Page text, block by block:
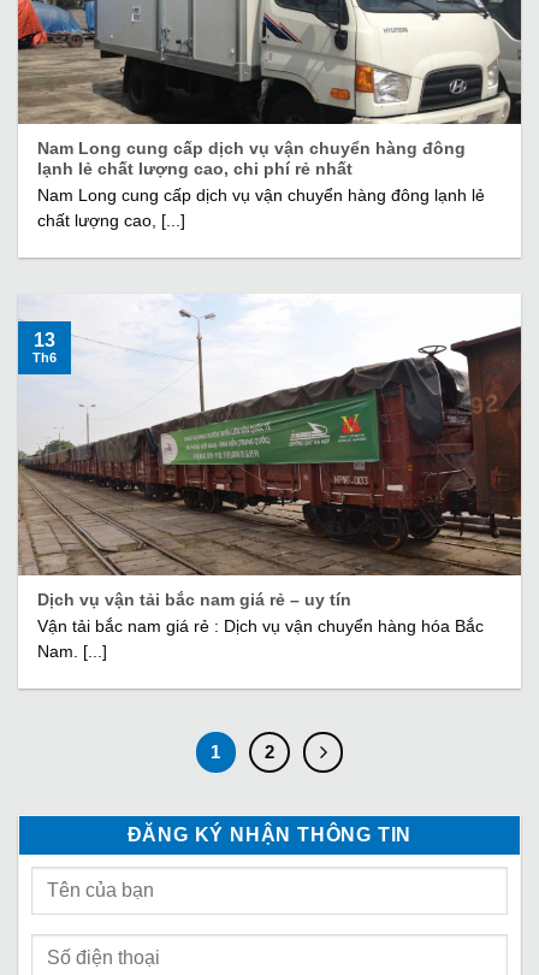
Nam Long cung cấp dịch vụ vận chuyển hàng đông
lạnh lẻ chất lượng cao, chi phí rẻ nhất
Nam Long cung cấp dịch vụ vận chuyển hàng đông lạnh lẻ
chất lượng cao, [...]
Dịch vụ vận tải bắc nam giá rẻ – uy tín
Vận tải bắc nam giá rẻ : Dịch vụ vận chuyển hàng hóa Bắc
Nam. [...]
13
Th6
1 2
ĐĂNG KÝ NHẬN THÔNG TIN